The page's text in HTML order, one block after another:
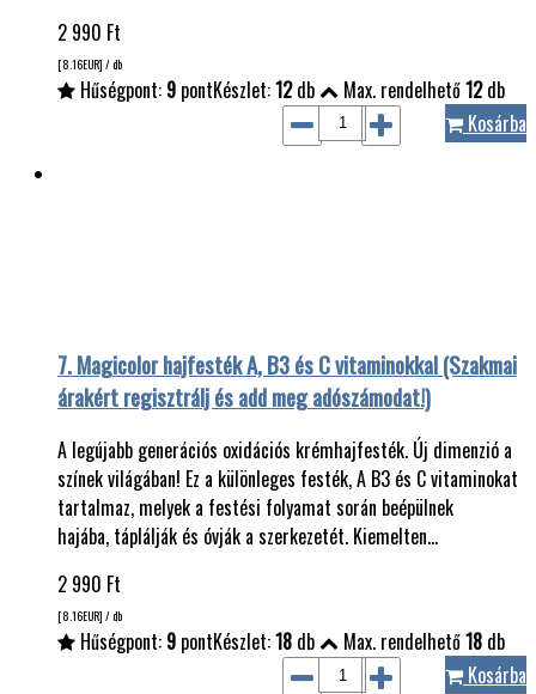
2 990 Ft
[8.16EUR] / db
Hűségpont: 9 pontKészlet:12db Max. rendelhető12db
Kosárba
7. Magicolor hajfesték A, B3 és C vitaminokkal (Szakmai
árakért regisztrálj és add meg adószámodat!)
A legújabb generációs oxidációs krémhajfesték. Új dimenzió a
színek világában! Ez a különleges festék, A B3 és C vitaminokat
tartalmaz, melyek a festési folyamat során beépülnek
hajába, táplálják és óvják a szerkezetét. Kiemelten…
2 990 Ft
[8.16EUR] / db
Hűségpont: 9 pontKészlet:18 db Max. rendelhető18 db
Kosárba